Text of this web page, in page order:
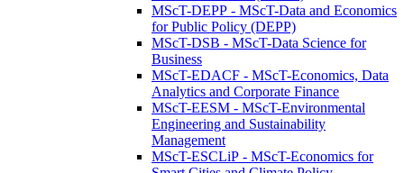
MScT-DEPP - MScT-Data and Economics
for Public Policy (DEPP)
MScT-DSB - MScT-Data Science for
Business
MScT-EDACF - MScT-Economics, Data
Analytics and Corporate Finance
MScT-EESM - MScT-Environmental
Engineering and Sustainability
Management
MScT-ESCLiP - MScT-Economics for